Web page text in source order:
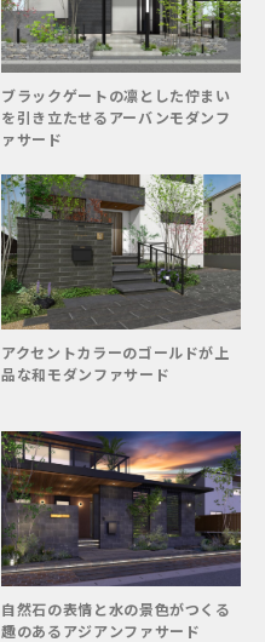
ブラックゲートの凛とした佇まい
を引き立たせるアーバンモダンフ
ァサード
アクセントカラーのゴールドが上
品な和モダンファサード
自然石の表情と水の景色がつくる
趣のあるアジアンファサード